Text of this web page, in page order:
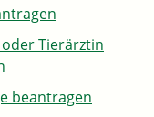
Tierärztin
beantragen